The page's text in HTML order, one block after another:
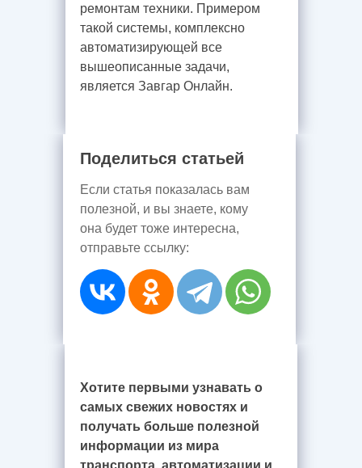
ремонтам техники. Примером
такой системы, комплексно
автоматизирующей все
вышеописанные задачи,
является Завгар Онлайн.
Если статья показалась вам
полезной, и вы знаете, кому
она будет тоже интересна,
отправьте ссылку:
Поделиться статьей
Хотите первыми узнавать о
самых свежих новостях и
получать больше полезной
информации из мира
транспорта, автоматизации и